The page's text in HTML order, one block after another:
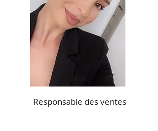
Responsable des ventes